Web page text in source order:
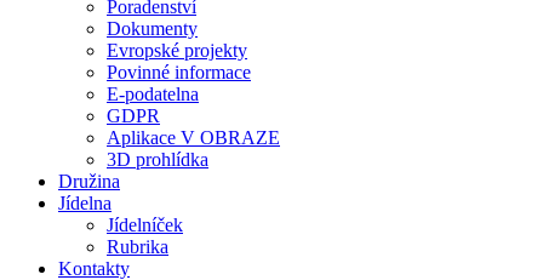
Poradenství
Dokumenty
Evropské projekty
Povinné informace
E-podatelna
GDPR
Aplikace V OBRAZE
3D prohlídka
Družina
Jídelna
Jídelníček
Rubrika
Kontakty